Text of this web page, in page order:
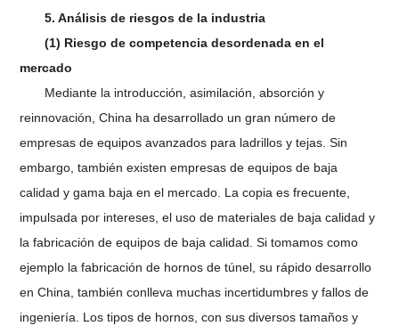
5. Análisis de riesgos de la industria
(1) Riesgo de competencia desordenada en el
mercado
Mediante la introducción, asimilación, absorción y
reinnovación, China ha desarrollado un gran número de
empresas de equipos avanzados para ladrillos y tejas. Sin
embargo, también existen empresas de equipos de baja
calidad y gama baja en el mercado. La copia es frecuente,
impulsada por intereses, el uso de materiales de baja calidad y
la fabricación de equipos de baja calidad. Si tomamos como
ejemplo la fabricación de hornos de túnel, su rápido desarrollo
en China, también conlleva muchas incertidumbres y fallos de
ingeniería. Los tipos de hornos, con sus diversos tamaños y